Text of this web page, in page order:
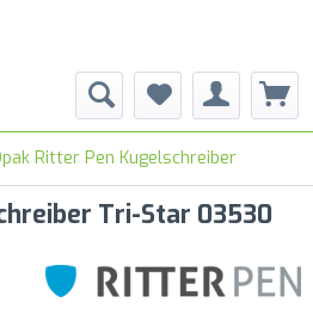
Ritter Pen Kugelschreiber
Tri-Star 03530